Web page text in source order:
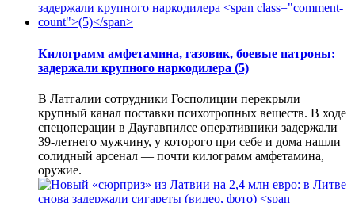
Килограмм амфетамина, газовик, боевые патроны:
задержали крупного наркодилера (5)
В Латгалии сотрудники Госполиции перекрыли
крупный канал поставки психотропных веществ. В ходе
спецоперации в Даугавпилсе оперативники задержали
39-летнего мужчину, у которого при себе и дома нашли
солидный арсенал — почти килограмм амфетамина,
оружие.